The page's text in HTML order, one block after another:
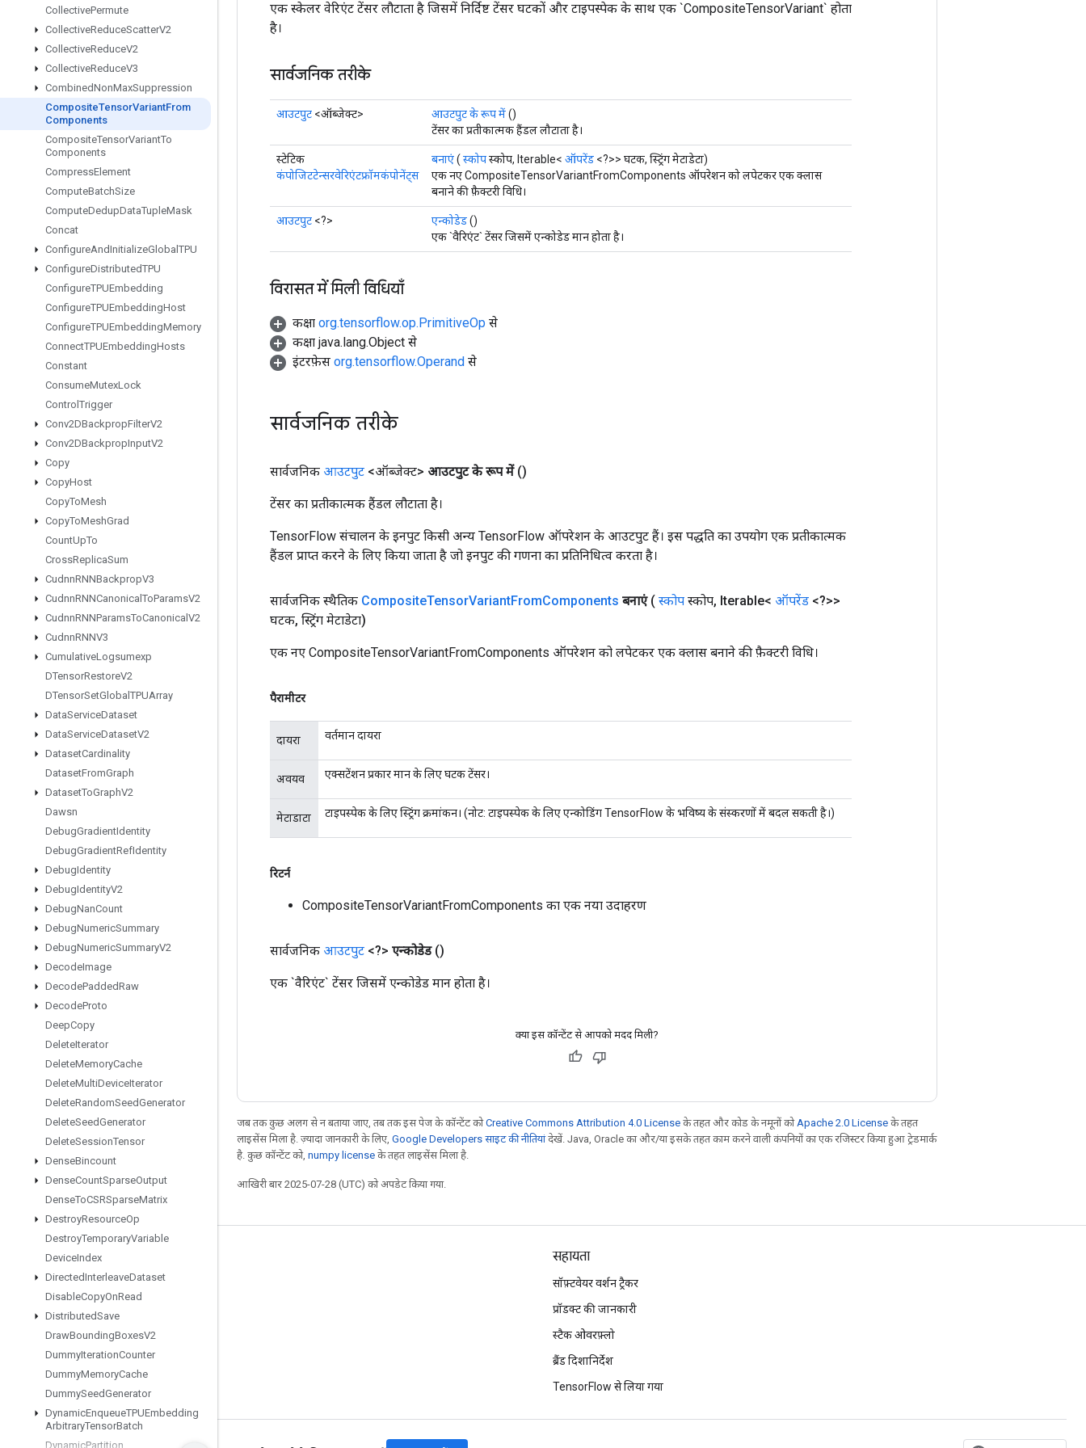
CollectivePermute
CollectiveReduceScatterV2
CollectiveReduceV2
CollectiveReduceV3
CombinedNonMaxSuppression
CompositeTensorVariantFrom
Components
CompositeTensorVariantTo
Components
CompressElement
ComputeBatchSize
ComputeDedupDataTupleMask
Concat
ConfigureAndInitializeGlobal TPU
ConfigureDistributedTPU
ConfigureTPUEmbedding
ConfigureTPUEmbeddingHost
ConfigureTPUEmbeddingMemory
ConnectTPUEmbeddingHosts
Constant
ConsumeMutexLock
Control Trigger
Conv2DBackpropFilterV2
Conv2DBackpropInputV2
Copy
CopyHost
CopyToMesh
CopyToMeshGrad
CountUpTo
CrossReplicaSum
CudnnRNNBackpropV3
CudnnRNNCanonical ToParamsV2
CudnnRNNParamsToCanonical V2
CudnnRNNV3
CumulativeLogsumexp
DTensorRestoreV2
DTensorSetGlobal TPUArray
DataServiceDataset
DataServiceDatasetV2
DatasetCardinality
DatasetFromGraph
DatasetToGraphV2
Dawsn
DebugGradientIdentity
DebugGradientRefIdentity
DebugIdentity
DebugIdentityV2
DebugNanCount
DebugNumericSummary
DebugNumericSummaryV2
DecodeImage
DecodePaddedRaw
DecodeProto
DeepCopy
DeleteIterator
DeleteMemoryCache
DeleteMultiDeviceIterator
DeleteRandomSeedGenerator
DeleteSeedGenerator
DeleteSessionTensor
DenseBincount
DenseCountSparseOutput
DenseToCSRSparseMatrix
DestroyResourceOp
DestroyTemporaryVariable
DeviceIndex
DirectedInterleaveDataset
DisableCopyOnRead
DistributedSave
DrawBoundingBoxesV2
DummyIterationCounter
DummyMemoryCache
DummySeedGenerator
DynamicEnqueueTPUEmbedding
ArbitraryTensorBatch
DynamicPartition
एक स्केलर वेरिएंट टेंसर लौटाता है जिसमें निर्दिष्ट टेंसर घटकों और टाइपस्पेक के साथ एक `CompositeTensorVariant` होता
है।
सार्वजनिक तरीके
आउटपुट <ऑब्जेक्ट> आउटपुट के रूप में()
टेंसर का प्रतीकात्मक हैंडल लौटाता है।
स्टेटिक
कंपोजिटटेन्सरवेरिएंटफ्रॉमकंपोनेंट्स
बनाएं( स्कोपस्कोप, Iterable< ऑपरेंड <?>> घटक, स्ट्रिंग मेटाडेटा)
एक नए CompositeTensorVariantFromComponents ऑपरेशन को लपेटकर एक क्लास
बनाने की फ़ैक्टरी विधि।
आउटपुट <?> एन्कोडेड()
एक `वैरिएंट` टेंसर जिसमें एन्कोडेड मान होता है।
विरासत में मिली विधियाँ
कक्षा org.tensorflow.op.PrimitiveOp से
कक्षा java.lang.Object से
इंटरफ़ेस org.tensorflow.Operand से
सार्वजनिक तरीके
सार्वजनिक आउटपुट <ऑब्जेक्ट> आउटपुट के रूप में ()
टेंसर का प्रतीकात्मक हैंडल लौटाता है।
TensorFlow संचालन के इनपुट किसी अन्य TensorFlow ऑपरेशन के आउटपुट हैं। इस पद्धति का उपयोग एक प्रतीकात्मक
हैंडल प्राप्त करने के लिए किया जाता है जो इनपुट की गणना का प्रतिनिधित्व करता है।
सार्वजनिक स्थैतिक CompositeTensorVariantFromComponents बनाएं ( स्कोप स्कोप, Iterable< ऑपरेंड <?>>
घटक, स्ट्रिंग मेटाडेटा)
एक नए CompositeTensorVariantFromComponents ऑपरेशन को लपेटकर एक क्लास बनाने की फ़ैक्टरी विधि।
पैरामीटर
दायरा वर्तमान दायरा
अवयव एक्सटेंशन प्रकार मान के लिए घटक टेंसर।
मेटाडाटा टाइपस्पेक के लिए स्ट्रिंग क्रमांकन। (नोट: टाइपस्पेक के लिए एन्कोडिंग TensorFlow के भविष्य के संस्करणों में बदल सकती है।)
रिटर्न
CompositeTensorVariantFromComponents का एक नया उदाहरण
सार्वजनिक आउटपुट <?> एन्कोडेड ()
एक `वैरिएंट` टेंसर जिसमें एन्कोडेड मान होता है।
क्या इस कॉन्टेंट से आपको मदद मिली?
जब तक कुछ अलग से न बताया जाए, तब तक इस पेज के कॉन्टेंट कोCreative Commons Attribution 4.0 License के तहत और कोड के नमूनों को Apache 2.0 License के तहत
लाइसेंस मिला है. ज़्यादा जानकारी के लिए, Google Developers साइट की नीतियांदेखें. Java, Oracle का और/या इसके तहत काम करने वाली कंपनियों का एक रजिस्टर किया हुआ ट्रेडमार्क
है. कुछ कॉन्टेंट को, numpy license के तहत लाइसेंस मिला है.
आखिरी बार 2025-07-28 (UTC) को अपडेट किया गया.
जुड़े रहें
ब्लॉग
GitHub
Twitter
सहायता
सॉफ़्टवेयर वर्शन ट्रैकर
प्रॉडक्ट की जानकारी
स्टैक ओवरफ़्लो
ब्रैंड दिशानिर्देश
TensorFlow से लिया गया